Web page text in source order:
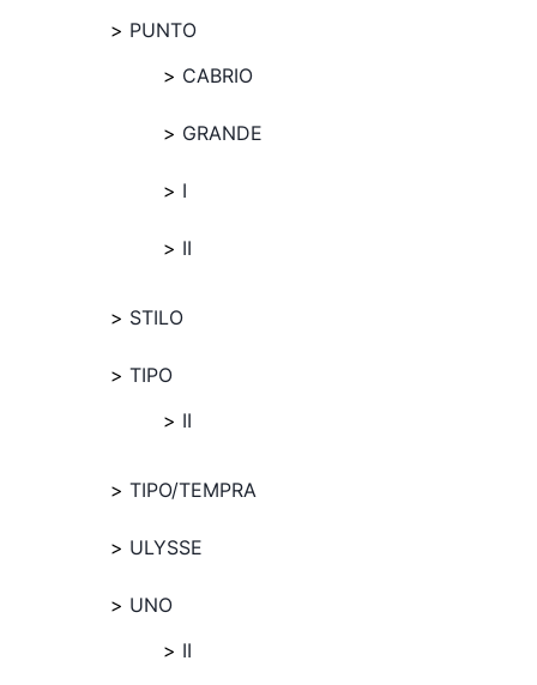
PUNTO
CABRIO
GRANDE
I
II
STILO
TIPO
II
TIPO/TEMPRA
ULYSSE
UNO
II